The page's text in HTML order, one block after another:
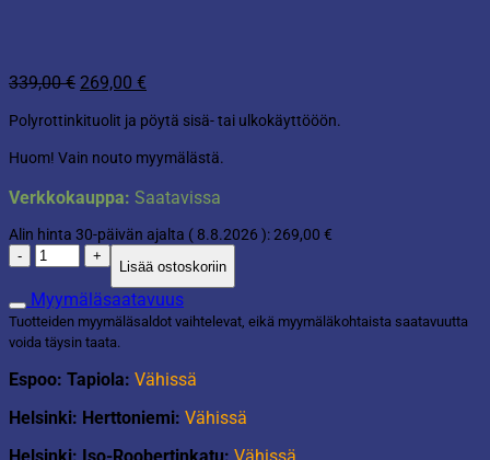
339,00€ Alkuperäinen
oli:
269,00 €
on:
Polyrottinkituolit ja pöytä sisä- tai ulkokäyttööön.
Huom! Vain nouto myymälästä.
Verkkokauppa: Saatavissa
Alin hinta 30-päivän ajalta ( 8.8.2026 ):269,00 €
Polyrottinki
pöytäryhmä
määrä
Lisää ostoskoriin
Myymäläsaatavuus
Tuotteiden myymäläsaldot vaihtelevat, eikä myymäläkohtaista saatavuutta
voida täysin taata.
Espoo: Tapiola: Vähissä
Helsinki: Herttoniemi: Vähissä